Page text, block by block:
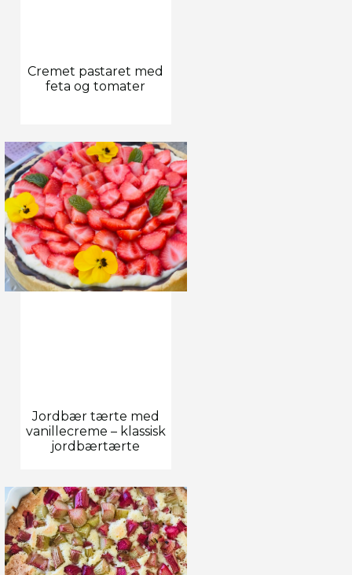
Cremet pastaret med
feta og tomater
Jordbær tærte med
vanillecreme – klassisk
jordbærtærte